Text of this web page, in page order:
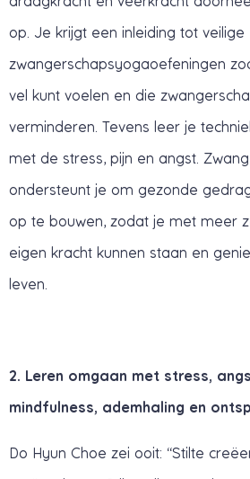
op. Je krijgt een inleiding tot veilige
zwangerschapsyogaoefeningen
vel kunt voelen en die
verminderen. Tevens leer je
met de stress, pijn en angst.
ondersteunt je om gezonde
op te bouwen, zodat je met meer
eigen kracht kunnen staan en
leven.
2. Leren omgaan met stress,
mindfulness, ademhaling en
Do Hyun Choe zei ooit: “Stilte